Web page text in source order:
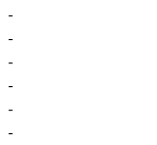
-
-
-
-
-
-